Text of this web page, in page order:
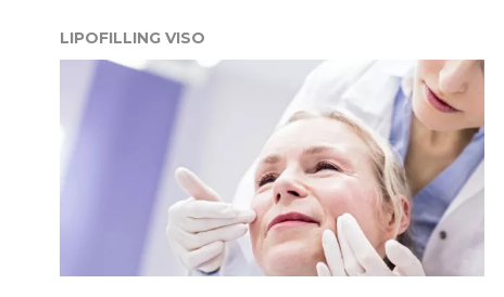
LIPOFILLING VISO